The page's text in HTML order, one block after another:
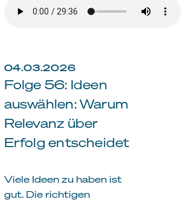
04.03.2026
Folge 56: Ideen
auswählen: Warum
Relevanz über
Erfolg entscheidet
Viele Ideen zu haben ist
gut. Die richtigen